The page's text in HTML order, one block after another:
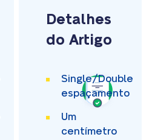
Detalhes
do Artigo
Single/Double
espaçamento
Um
centímetro